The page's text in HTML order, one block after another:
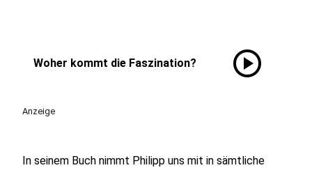
Woher kommt die Faszination? play_circle
Anzeige
In seinem Buch nimmt Philipp uns mit in sämtliche